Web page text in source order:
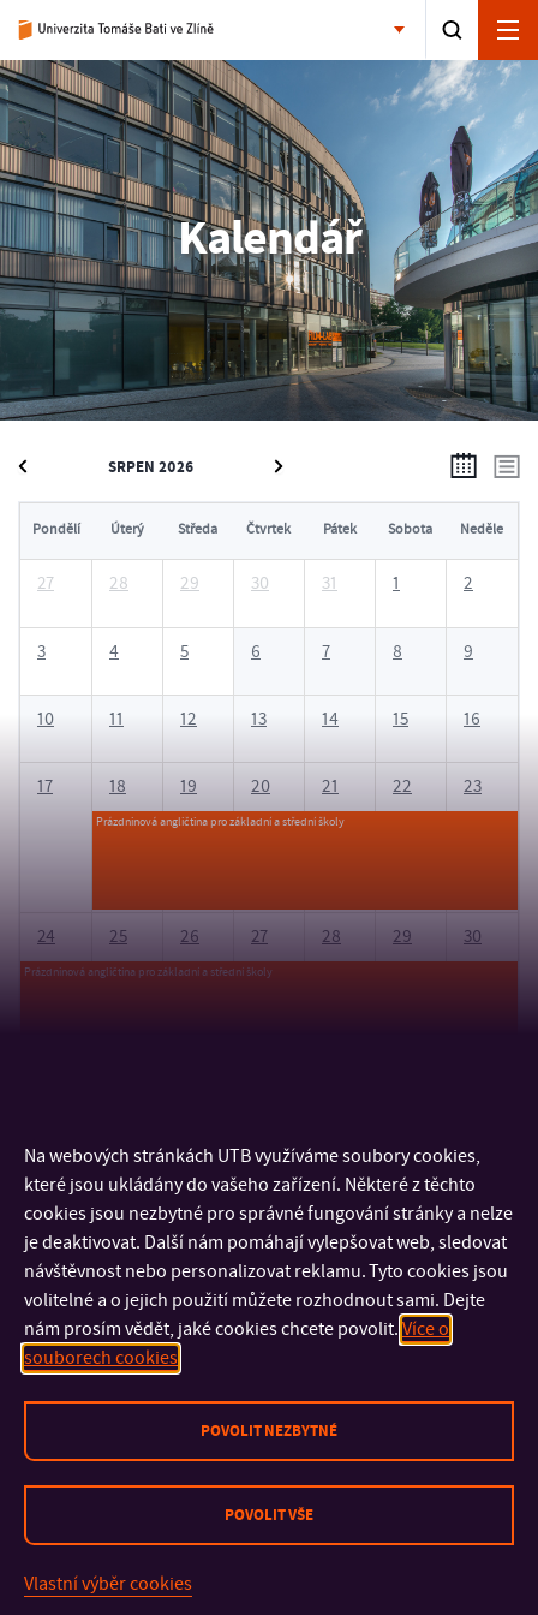
Kalendář
SRPEN 2026
Pondělí Úterý Středa Čtvrtek Pátek Sobota Neděle
27 28 29 30 31 1 2
3 4 5 6 7 8 9
10 11 12 13 14 15 16
17 18 19 20 21 22 23
Prázdninová angličtina pro základní a střední školy
24 25 26 27 28 29 30
Prázdninová angličtina pro základní a střední školy
pro základní
školy
KONTAKT
DŮLEŽITÉ INFORMACE
Na webových stránkách UTB využíváme soubory cookies,
které jsou ukládány do vašeho zařízení. Některé z těchto
cookies jsou nezbytné pro správné fungování stránky a nelze
je deaktivovat. Další nám pomáhají vylepšovat web, sledovat
návštěvnost nebo personalizovat reklamu. Tyto cookies jsou
volitelné a o jejich použití můžete rozhodnout sami. Dejte
nám prosím vědět, jaké cookies chcete povolit. Více o
souborech cookies
POVOLIT NEZBYTNÉ
POVOLIT VŠE
Vlastní výběr cookies